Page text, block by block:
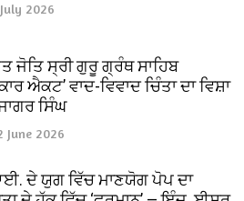
2026
ਜੋਤਿ ਸ੍ਰੀ ਗੁਰੂ ਗ੍ਰੰਥ ਸਾਹਿਬ
ਐਕਟ’ ਵਾਦ-ਵਿਵਾਦ ਚਿੰਤਾ ਦਾ ਵਿਸ਼ਾ
ਸਿੰਘ
June 2026
ਦੇ ਯੁਗ ਵਿੱਚ ਮਾਣਯੋਗ ਪੋਪ ਦਾ